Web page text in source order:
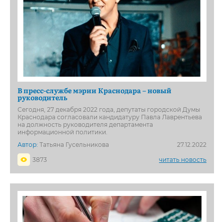
В пресс-службе мэрии Краснодара – новый
руководитель
Сегодня, 27 декабря 2022 года, депутаты городской Думы
Краснодара согласовали кандидатуру Павла Лаврентьева
на должность руководителя департамента
информационной политики.
Автор: Татьяна Гусельникова
27.12.2022
3873
читать новость